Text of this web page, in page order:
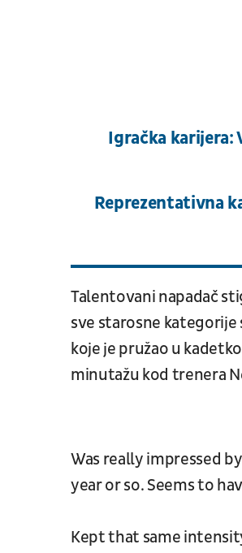
Igračka karijera:
Reprezentativna
Talentovani napadač
sve starosne kategorije
koje je pružao u
minutažu kod trenera
Was really impressed
year or so. Seems to
Kept that same